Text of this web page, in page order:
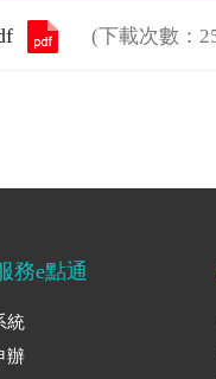
(下載次數：
務e點通
統
辦